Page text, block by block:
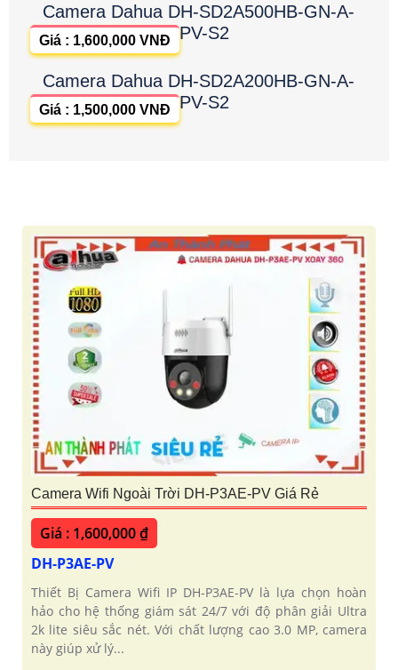
Camera Dahua DH-SD2A500HB-GN-A-
PV-S2
Giá : 1,600,000 VNĐ
Camera Dahua DH-SD2A200HB-GN-A-
PV-S2
Giá : 1,500,000 VNĐ
Camera Wifi Ngoài Trời DH-P3AE-PV Giá Rẻ
Giá : 1,600,000 ₫
DH-P3AE-PV
Thiết Bị Camera Wifi IP DH-P3AE-PV là lựa chọn hoàn
hảo cho hệ thống giám sát 24/7 với độ phân giải Ultra
2k lite siêu sắc nét. Với chất lượng cao 3.0 MP, camera
này giúp xử lý...